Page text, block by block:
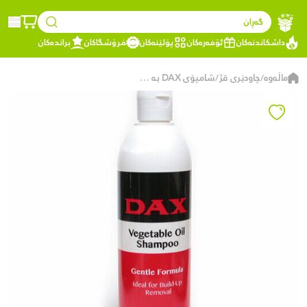
گەڕان
داشکاندنەکان
ئۆفەرەکان پۆلێنەکان فرۆشگاکان براندەکان
ماڵەوە/چاودێری قژ/ شامپۆی DAX بە ڕۆنی ڕووەک – فۆرمۆڵای نەرم – بۆ لابردنی چەوری و کۆبوونەوەی بەرهەمەکانی ستایلکردنی قژ – ٤١٤ مل